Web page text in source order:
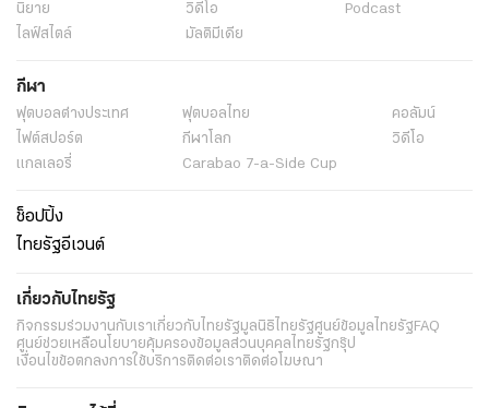
นิยาย
วิดีโอ
Podcast
ไลฟ์สไตล์
มัลติมีเดีย
กีฬา
ฟุตบอลต่่างประเทศ ฟุตบอลไทย
คอลัมน์
ไฟต์สปอร์ต
กีฬาโลก
วิดีโอ
แกลเลอรี่
Carabao 7-a-Side Cup
ช็อปปิ้ง
ไทยรัฐอีเวนต์
เกี่ยวกับไทยรัฐ
กิจกรรมร่วมงานกับเราเกี่ยวกับไทยรัฐมูลนิธิไทยรัฐศูนย์ข้อมูลไทยรัฐFAQ
ศูนย์ช่วยเหลือนโยบายคุ้มครองข้อมูลส่วนบุคคลไทยรัฐกรุ๊ป
เงื่อนไขข้อตกลงการใช้บริการติดต่อเราติดต่อโฆษณา